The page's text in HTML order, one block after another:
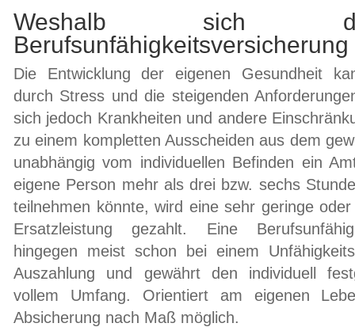
Weshalb sich
Berufsunfähigkeitsversicherung
Die Entwicklung der eigenen Gesundheit
durch Stress und die steigenden
sich jedoch Krankheiten und andere
zu einem kompletten Ausscheiden aus dem
unabhängig vom individuellen Befinden ein
eigene Person mehr als drei bzw. sechs
teilnehmen könnte, wird eine sehr geringe
Ersatzleistung gezahlt. Eine
hingegen meist schon bei einem
Auszahlung und gewährt den individuell
vollem Umfang. Orientiert am eigenen
Absicherung nach Maß möglich.